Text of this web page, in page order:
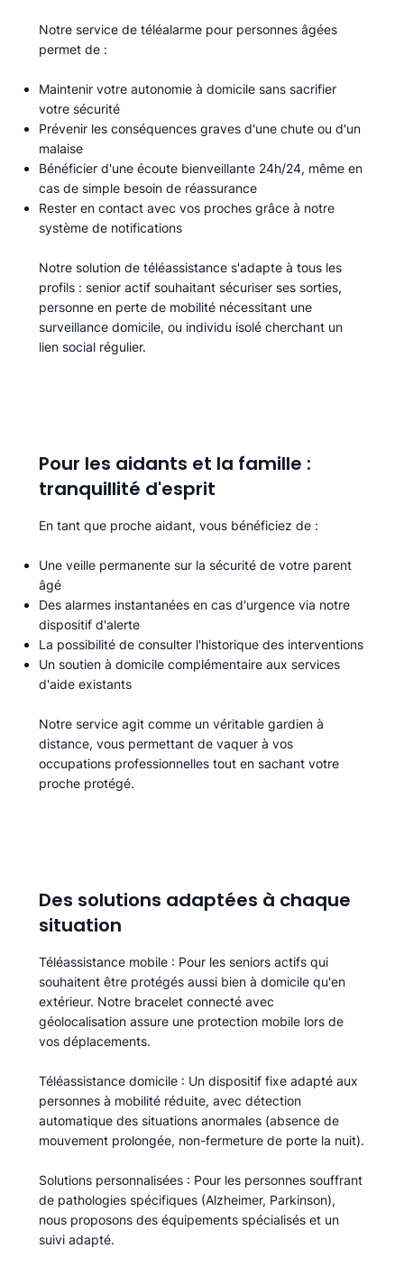
Notre service de téléalarme pour personnes âgées
permet de :​
Maintenir votre autonomie à domicile sans sacrifier
votre sécurité
Prévenir les conséquences graves d'une chute ou d'un
malaise
Bénéficier d'une écoute bienveillante 24h/24, même en
cas de simple besoin de réassurance
Rester en contact avec vos proches grâce à notre
système de notifications
Notre solution de téléassistance s'adapte à tous les
profils : senior actif souhaitant sécuriser ses sorties,
personne en perte de mobilité nécessitant une
surveillance domicile, ou individu isolé cherchant un
lien social régulier.
Pour les aidants et la famille :
tranquillité d'esprit
En tant que proche aidant, vous bénéficiez de :
Une veille permanente sur la sécurité de votre parent
âgé
Des alarmes instantanées en cas d'urgence via notre
dispositif d'alerte
La possibilité de consulter l'historique des interventions
Un soutien à domicile complémentaire aux services
d'aide existants
Notre service agit comme un véritable gardien à
distance, vous permettant de vaquer à vos
occupations professionnelles tout en sachant votre
proche protégé.
Des solutions adaptées à chaque
situation
Téléassistance mobile : Pour les seniors actifs qui
souhaitent être protégés aussi bien à domicile qu'en
extérieur. Notre bracelet connecté avec
géolocalisation assure une protection mobile lors de
vos déplacements.
Téléassistance domicile : Un dispositif fixe adapté aux
personnes à mobilité réduite, avec détection
automatique des situations anormales (absence de
mouvement prolongée, non-fermeture de porte la nuit).
Solutions personnalisées : Pour les personnes souffrant
de pathologies spécifiques (Alzheimer, Parkinson),
nous proposons des équipements spécialisés et un
suivi adapté.